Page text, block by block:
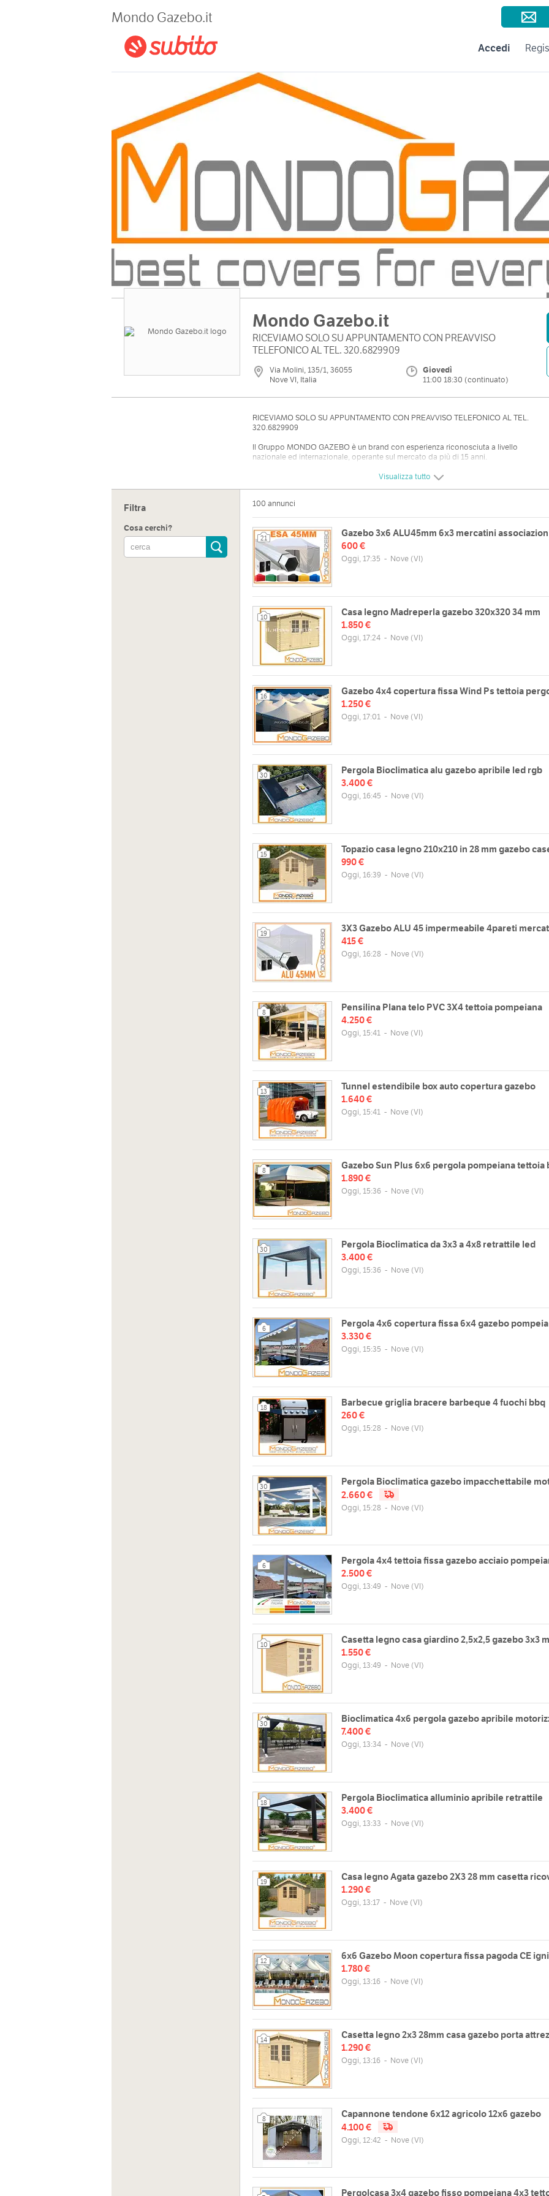
Subito per le Aziende
Accedi
Mondo Gazebo.it
Mondo Gazebo.it
RICEVIAMO SOLO SU APPUNTAMENTO CON PREAVVISO
TELEFONICO AL TEL. 320.6829909
Via Molini, 135/1, 36055
Nove VI, Italia
Giovedì
11:00 18:30 (continuato)
RICEVIAMO SOLO SU APPUNTAMENTO CON PREAVVISO TELEFONICO AL TEL.
320.6829909
Il Gruppo MONDO GAZEBO è un brand con esperienza riconosciuta a livello
nazionale ed internazionale, operante sul mercato da più di 15 anni.
Indirizzo
Via Molini, 135/1, 36055 Nove VI, Italia
Mappa
Sito web
https://www.mondogazebo.it/
Orari
Lun
09:00 18:30 (continuato)
Mar
Ven
09:00 18:30 (continuato)
Sab
chiuso
Visualizza tutto
Filtra
Cosa cerchi?
100 annunci
21
Gazebo 3x6 ALU45mm 6x3 mercatini
600 €
Oggi, 17:35 - Nove (VI)
10
Casa legno Madreperla gazebo 320x320 34 mm
1.850 €
Oggi, 17:24 - Nove (VI)
16
Gazebo 4x4 copertura fissa Wind Ps tettoia
1.250 €
Oggi, 17:01 - Nove (VI)
30
Pergola Bioclimatica alu gazebo apribile led rgb
3.400 €
Oggi, 16:45 - Nove (VI)
15
Topazio casa legno 210x210 in 28 mm gazebo
990 €
Oggi, 16:39 - Nove (VI)
19
3X3 Gazebo ALU 45 impermeabile 4pareti
415 €
Oggi, 16:28 - Nove (VI)
8
Pensilina Plana telo PVC 3X4 tettoia pompeiana
4.250 €
Oggi, 15:41 - Nove (VI)
13
Tunnel estendibile box auto copertura gazebo
1.640 €
Oggi, 15:41 - Nove (VI)
8
Gazebo Sun Plus 6x6 pergola pompeiana tettoia
1.890 €
Oggi, 15:36 - Nove (VI)
30
Pergola Bioclimatica da 3x3 a 4x8 retrattile led
3.400 €
Oggi, 15:36 - Nove (VI)
6
Pergola 4x6 copertura fissa 6x4 gazebo
3.330 €
Oggi, 15:35 - Nove (VI)
18
Barbecue griglia bracere barbeque 4 fuochi bbq
260 €
Oggi, 15:28 - Nove (VI)
30
Pergola Bioclimatica gazebo impacchettabile
2.660 €
Oggi, 15:28 - Nove (VI)
6
Pergola 4x4 tettoia fissa gazebo acciaio
2.500 €
Oggi, 13:49 - Nove (VI)
10
Casetta legno casa giardino 2,5x2,5 gazebo 3x3 m
1.550 €
Oggi, 13:49 - Nove (VI)
30
Bioclimatica 4x6 pergola gazebo apribile
7.400 €
Oggi, 13:34 - Nove (VI)
18
Pergola Bioclimatica alluminio apribile retrattile
3.400 €
Oggi, 13:33 - Nove (VI)
19
Casa legno Agata gazebo 2X3 28 mm casetta
1.290 €
Oggi, 13:17 - Nove (VI)
12
6x6 Gazebo Moon copertura fissa pagoda CE
1.780 €
Oggi, 13:16 - Nove (VI)
14
Casetta legno 2x3 28mm casa gazebo porta
1.290 €
Oggi, 13:16 - Nove (VI)
8
Capannone tendone 6x12 agricolo 12x6 gazebo
4.100 €
Oggi, 12:42 - Nove (VI)
Pergolcasa 3x4 gazebo fisso pompeiana 4x3